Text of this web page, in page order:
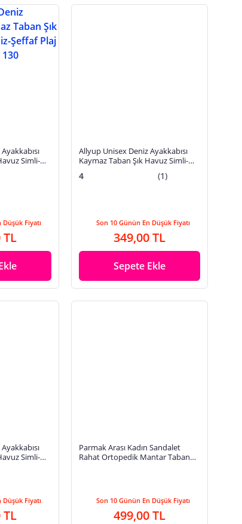
Simli-
Düşük Fiyatı
TL
Allyup Unisex Deniz Ayakkabısı
Kaymaz Taban Şık Havuz Simli-
130
4 (1)
Son 10 Günün En Düşük Fiyatı
349,00 TL
Sepete Ekle
Simli-
Düşük Fiyatı
TL
Parmak Arası Kadın Sandalet
Rahat Ortopedik Mantar Taban
Son 10 Günün En Düşük Fiyatı
499,00 TL